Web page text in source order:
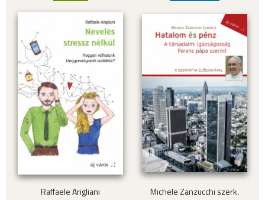
Raffaele Arigliani
Michele Zanzucchi szerk.